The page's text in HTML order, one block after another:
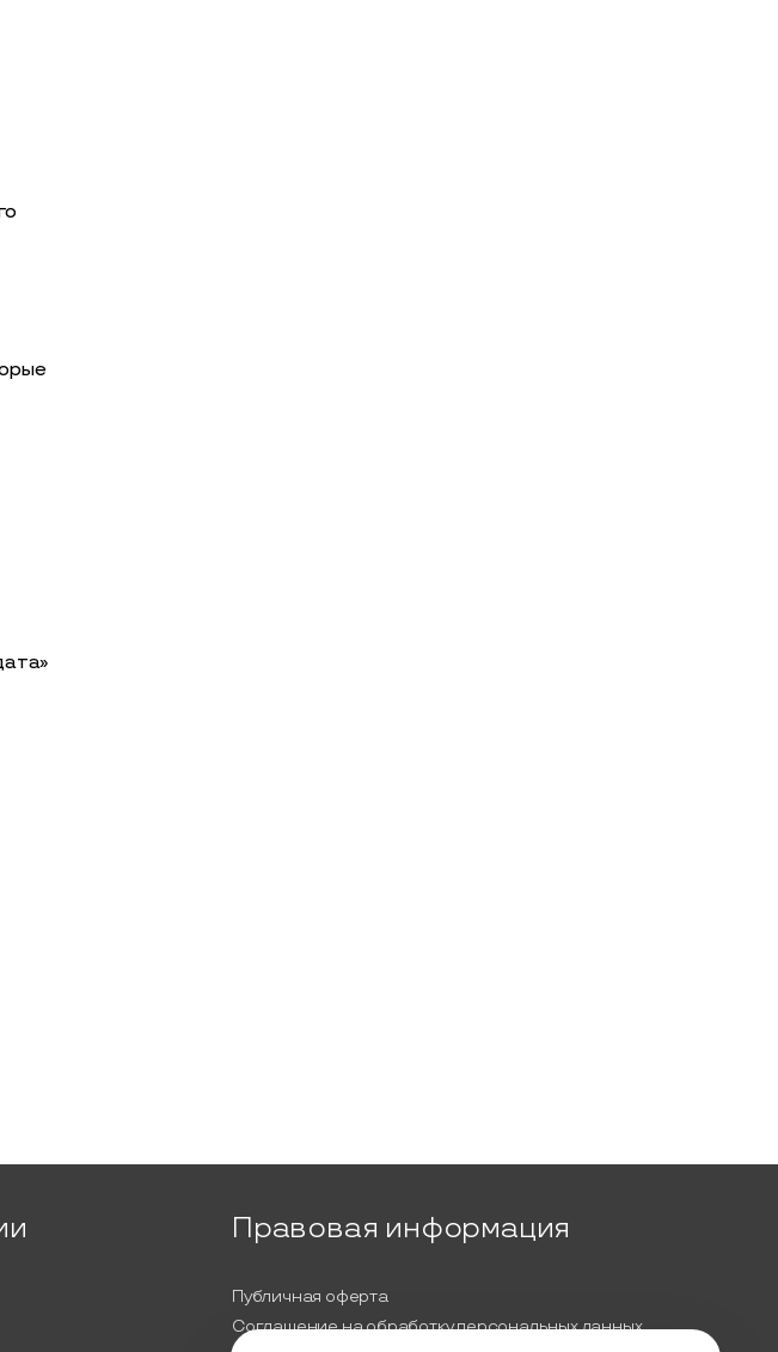
Правовая информация
Публичная оферта
Соглашение на обработку персональных данных